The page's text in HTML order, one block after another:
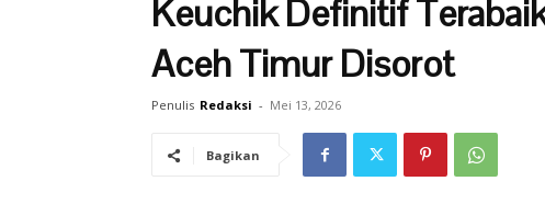
Keuchik Definitif
Aceh Timur Disorot
Penulis Redaksi - Mei 13, 2026
Bagikan